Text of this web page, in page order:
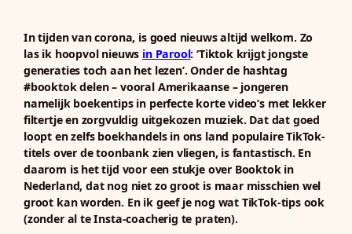
In tijden van corona, is goed nieuws altijd welkom. Zo
las ik hoopvol nieuws in Parool: ‘Tiktok krijgt jongste
generaties toch aan het lezen’. Onder de hashtag
#booktok delen – vooral Amerikaanse – jongeren
namelijk boekentips in perfecte korte video’s met lekker
filtertje en zorgvuldig uitgekozen muziek. Dat dat goed
loopt en zelfs boekhandels in ons land populaire TikTok-
titels over de toonbank zien vliegen, is fantastisch. En
daarom is het tijd voor een stukje over Booktok in
Nederland, dat nog niet zo groot is maar misschien wel
groot kan worden. En ik geef je nog wat TikTok-tips ook
(zonder al te Insta-coacherig te praten).